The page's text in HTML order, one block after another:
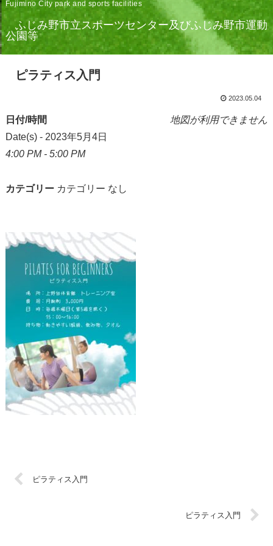
Fujimino City park and sports facilities
ふじみ野市立スポーツセンター及びふじみ野市運動
公園等
ピラティス入門
2023.05.04
地図が利用できません
日付/時間
Date(s) - 2023年5月4日
4:00 PM - 5:00 PM
カテゴリーカテゴリー なし
ピラティス入門
ピラティス入門